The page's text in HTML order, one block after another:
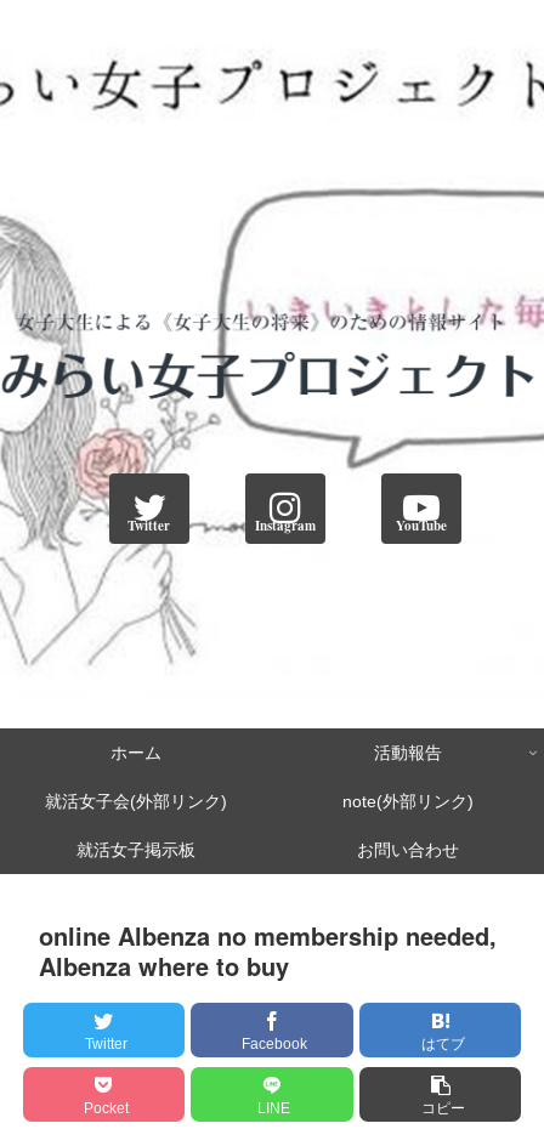
Twitter Instagram YouTube
ホーム 活動報告
就活女子会(外部リンク) note(外部リンク)
就活女子掲示板 お問い合わせ
online Albenza no membership needed,
Albenza where to buy
Twitter Facebook はてブ
Pocket LINE コピー